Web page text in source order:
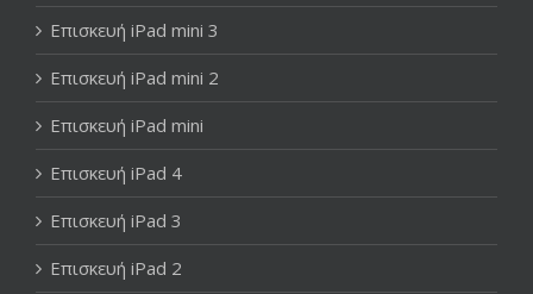
Επισκευή iPad mini 3
Επισκευή iPad mini 2
Επισκευή iPad mini
Επισκευή iPad 4
Επισκευή iPad 3
Επισκευή iPad 2